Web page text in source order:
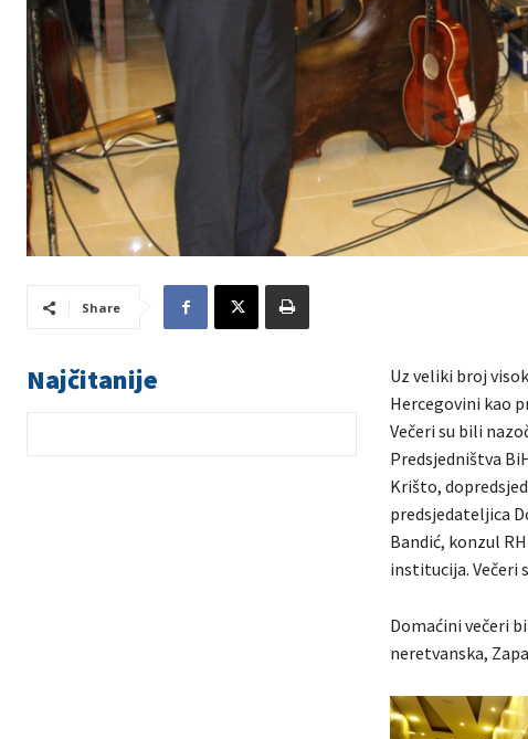
Share
Najčitanije
Uz veliki broj
Hercegovini kao
Večeri su bili
Predsjedništva
Krišto,
predsjedateljica
Bandić, konzul
institucija. Večeri
Domaćini večeri
neretvanska,